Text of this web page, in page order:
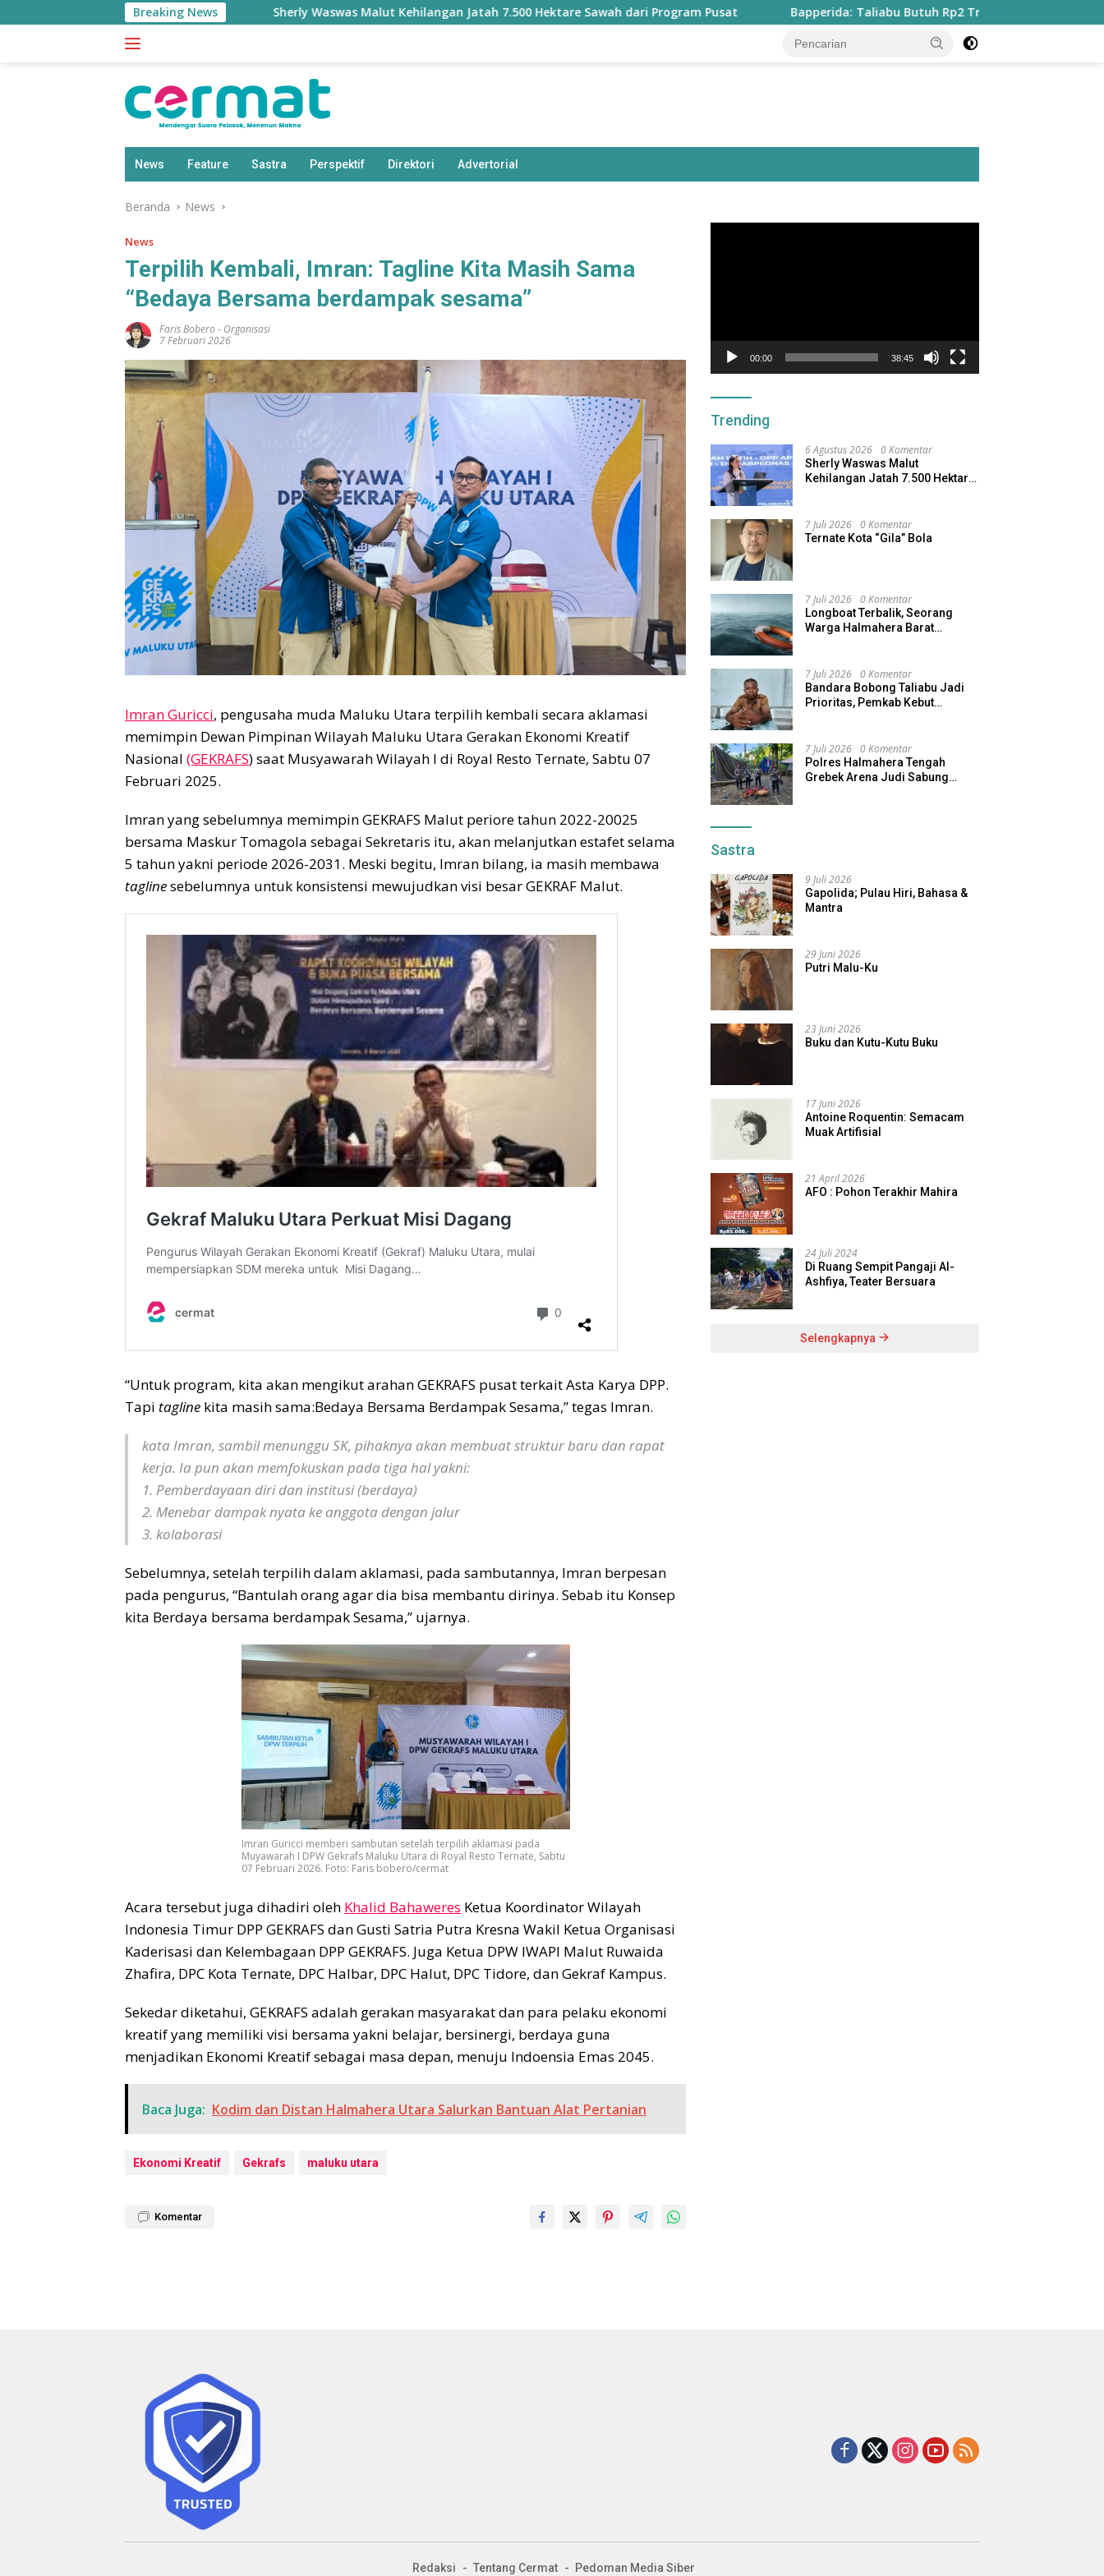
ke
Breaking NewsSherly Waswas Malut Kehilangan Jatah 7.500 Hektare Sawah dari Program Pusat Bapperida: Taliabu Butuh Rp2 Triliun untuk Tuntaskan
News Feature Sastra Perspektif Direktori Advertorial
Beranda News
News
Terpilih Kembali, Imran: Tagline Kita Masih Sama
“Bedaya Bersama berdampak sesama”
Faris Bobero - Organisasi
7 Februari 2026
Imran Guricci, pengusaha muda Maluku Utara terpilih kembali secara aklamasi
memimpin Dewan Pimpinan Wilayah Maluku Utara Gerakan Ekonomi Kreatif
Nasional (GEKRAFS) saat Musyawarah Wilayah I di Royal Resto Ternate, Sabtu 07
Februari 2025.
Imran yang sebelumnya memimpin GEKRAFS Malut periore tahun 2022-20025
bersama Maskur Tomagola sebagai Sekretaris itu, akan melanjutkan estafet selama
5 tahun yakni periode 2026-2031. Meski begitu, Imran bilang, ia masih membawa
taglinesebelumnya untuk konsistensi mewujudkan visi besar GEKRAF Malut.
“Untuk program, kita akan mengikut arahan GEKRAFS pusat terkait Asta Karya DPP.
Tapi tagline kita masih sama:Bedaya Bersama Berdampak Sesama,” tegas Imran.
kata Imran, sambil menunggu SK, pihaknya akan membuat struktur baru dan rapat
kerja. Ia pun akan memfokuskan pada tiga hal yakni:
1. Pemberdayaan diri dan institusi (berdaya)
2. ⁠Menebar dampak nyata ke anggota dengan jalur
3. ⁠kolaborasi
Sebelumnya, setelah terpilih dalam aklamasi, pada sambutannya, Imran berpesan
pada pengurus, “Bantulah orang agar dia bisa membantu dirinya. Sebab itu Konsep
kita Berdaya bersama berdampak Sesama,” ujarnya.
Imran Guricci memberi sambutan setelah terpilih aklamasi pada
Muyawarah I DPW Gekrafs Maluku Utara di Royal Resto Ternate, Sabtu
07 Februari 2026. Foto: Faris bobero/cermat
Acara tersebut juga dihadiri oleh Khalid Bahaweres Ketua Koordinator Wilayah
Indonesia Timur DPP GEKRAFS dan Gusti Satria Putra Kresna Wakil Ketua Organisasi
Kaderisasi dan Kelembagaan DPP GEKRAFS. Juga Ketua DPW IWAPI Malut Ruwaida
Zhafira, DPC Kota Ternate, DPC Halbar, DPC Halut, DPC Tidore, dan Gekraf Kampus.
Sekedar diketahui, GEKRAFS adalah gerakan masyarakat dan para pelaku ekonomi
kreatif yang memiliki visi bersama yakni belajar, bersinergi, berdaya guna
menjadikan Ekonomi Kreatif sebagai masa depan, menuju Indoensia Emas 2045.
Baca Juga: Kodim dan Distan Halmahera Utara Salurkan Bantuan Alat Pertanian
Ekonomi Kreatif Gekrafs maluku utara
Komentar
00:00 38:45
Trending
6 Agustus 2026 0 Komentar
Sherly Waswas Malut
Kehilangan Jatah 7.500 Hektare
7 Juli 2026 0 Komentar
Ternate Kota “Gila” Bola
7 Juli 2026 0 Komentar
Longboat Terbalik, Seorang
Warga Halmahera Barat
7 Juli 2026 0 Komentar
Bandara Bobong Taliabu Jadi
Prioritas, Pemkab Kebut
7 Juli 2026 0 Komentar
Polres Halmahera Tengah
Grebek Arena Judi Sabung
Sastra
9 Juli 2026
Gapolida; Pulau Hiri, Bahasa &
Mantra
29 Juni 2026
Putri Malu-Ku
23 Juni 2026
Buku dan Kutu-Kutu Buku
17 Juni 2026
Antoine Roquentin: Semacam
Muak Artifisial
21 April 2026
AFO : Pohon Terakhir Mahira
24 Juli 2024
Di Ruang Sempit Pangaji Al-
Ashfiya, Teater Bersuara
Selengkapnya
Redaksi Tentang Cermat Pedoman Media Siber